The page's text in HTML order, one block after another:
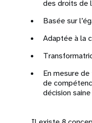
des droits de
Basée sur
Adaptée à la
En mesure
de
décision saine